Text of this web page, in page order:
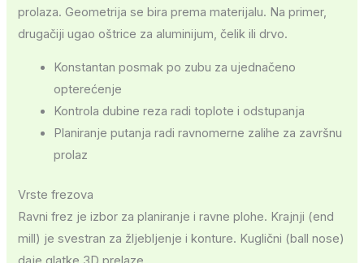
prolaza. Geometrija se bira prema materijalu. Na primer,
drugačiji ugao oštrice za aluminijum, čelik ili drvo.
Konstantan posmak po zubu za ujednačeno
opterećenje
Kontrola dubine reza radi toplote i odstupanja
Planiranje putanja radi ravnomerne zalihe za završnu
prolaz
Vrste frezova
Ravni frez je izbor za planiranje i ravne plohe. Krajnji (end
mill) je svestran za žljebljenje i konture. Kuglični (ball nose)